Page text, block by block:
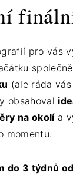
pro vás
(ale ráda
obsahoval
na okolía
momentu.
do 3 týdnů